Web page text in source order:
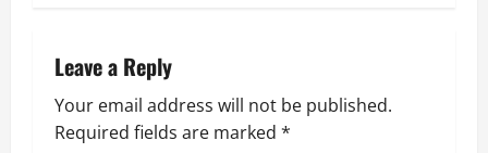
a
v
Leave a Reply
Your email address will not be published.
Required fields are marked *